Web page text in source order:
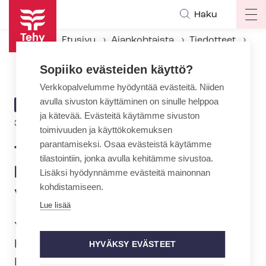
Hyppää
pääsisältöön
Haku
Etusivu Ajankohtaista
Tiedotteet
ARTIKKELIN
KATEGORIA
TIEDOTE
30.5.2023 | 12:00
Tehy: Ylityö- ja vuo­ron­vaih­to­
kiel­to yksityisellä so­si­aa­li­pal­
ve­lua­lal­la jatkuu
Yksityisen so­si­aa­li­pal­ve­lua­lan
henkilöstöä edustavat Tehy, SuPer ja
Erto jatkavat yksityiselle so­si­aa­li­pal­ve­
Sopiiko evästeiden käyttö?
Verkkopalvelumme hyödyntää evästeitä. Niiden
avulla sivuston käyttäminen on sinulle helppoa
ja kätevää. Evästeitä käytämme sivuston
toimivuuden ja käyttökokemuksen
parantamiseksi. Osaa evästeistä käytämme
tilastointiin, jonka avulla kehitämme sivustoa.
Lisäksi hyödynnämme evästeitä mainonnan
kohdistamiseen.
Lue lisää
HYVÄKSY EVÄSTEET